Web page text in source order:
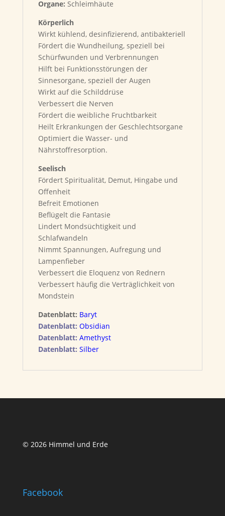
Organe: Schleimhäute
Körperlich
Wirkt kühlend, desinfizierend, antibakteriell
Fördert die Wundheilung, speziell bei
Schürfwunden und Verbrennungen
Hilft bei Funktionsstörungen der
Sinnesorgane, speziell der Augen
Wirkt auf die Schilddrüse
Verbessert die Nerven
Fördert die weibliche Fruchtbarkeit
Heilt Erkrankungen der Geschlechtsorgane
Optimiert die Wasser- und
Nährstoffresorption.
Seelisch
Fördert Spiritualität, Demut, Hingabe und
Offenheit
Befreit Emotionen
Beflügelt die Fantasie
Lindert Mondsüchtigkeit und
Schlafwandeln
Nimmt Spannungen, Aufregung und
Lampenfieber
Verbessert die Eloquenz von Rednern
Verbessert häufig die Verträglichkeit von
Mondstein
Datenblatt: Baryt
Datenblatt: Obsidian
Datenblatt: Amethyst
Datenblatt: Silber
© 2026 Himmel und Erde
Facebook